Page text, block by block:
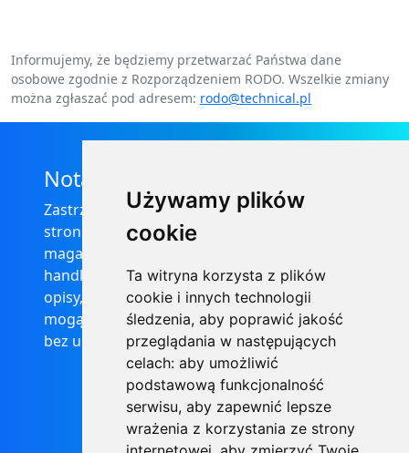
Używamy plików
cookie
Ta witryna korzysta z plików
cookie i innych technologii
śledzenia, aby poprawić jakość
przeglądania w następujących
celach: aby umożliwić
podstawową funkcjonalność
serwisu, aby zapewnić lepsze
wrażenia z korzystania ze strony
Informujemy, że będziemy przetwarzać Państwa dane
osobowe zgodnie z Rozporządzeniem RODO. Wszelkie zmiany
można zgłaszać pod adresem: rodo@technical.pl
Nota prawna
Zastrzega się, że informacje zamieszczone na
stronie internetowej https://informator-
magazynowy.technical.pl/ nie stanowią oferty
handlowej w rozumieniu prawa, ponadto
opisy, dane techniczne i pozostałe informacje
mogą ulec zmianie bez podania przyczyny i
bez uprzedzenia.